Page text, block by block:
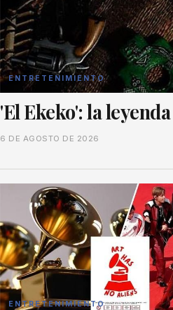
ENTRETENIMIENTO
'El Ekeko': la
6 DE AGOSTO DE 2026
ENTRETENIMIENTO